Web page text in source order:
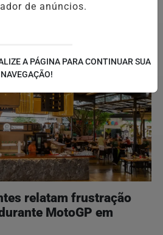
relatam frustração
MotoGP em
de anúncios.
A PÁGINA PARA CONTINUAR SUA
NAVEGAÇÃO!